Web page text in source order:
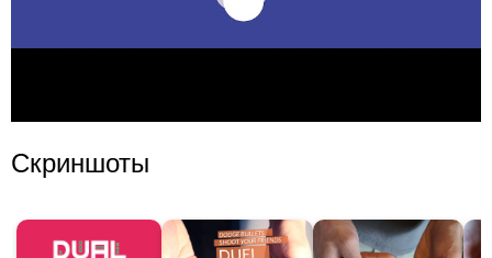
Скриншоты